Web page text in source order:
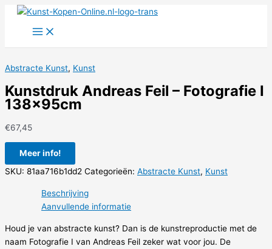
Abstracte Kunst, Kunst
Kunstdruk Andreas Feil – Fotografie I
138x95cm
€67,45
Meer info!
SKU: 81aa716b1dd2 Categorieën: Abstracte Kunst, Kunst
Beschrijving
Aanvullende informatie
Houd je van abstracte kunst? Dan is de kunstreproductie met de
naam Fotografie I van Andreas Feil zeker wat voor jou. De